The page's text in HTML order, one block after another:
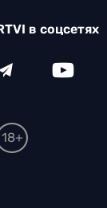
в соцсетях
18+